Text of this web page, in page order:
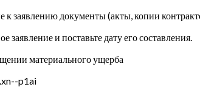
к заявлению документы (акты, копии
и поставьте дату его составления.
материального ущерба
p1ai